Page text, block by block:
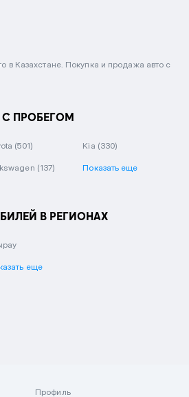
в Казахстане. Покупка и продажа авто с
ПРОБЕГОМ
(501) Kia (330)
(137) Показать еще
В РЕГИОНАХ
еще
Профиль